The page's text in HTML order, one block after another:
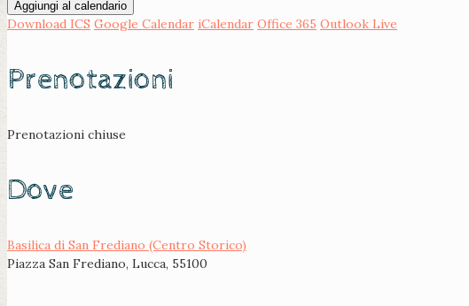
Aggiungi al calendario
Download ICS Google Calendar iCalendar Office 365 Outlook Live
Prenotazioni
Prenotazioni chiuse
Dove
Basilica di San Frediano (Centro Storico)
Piazza San Frediano, Lucca, 55100